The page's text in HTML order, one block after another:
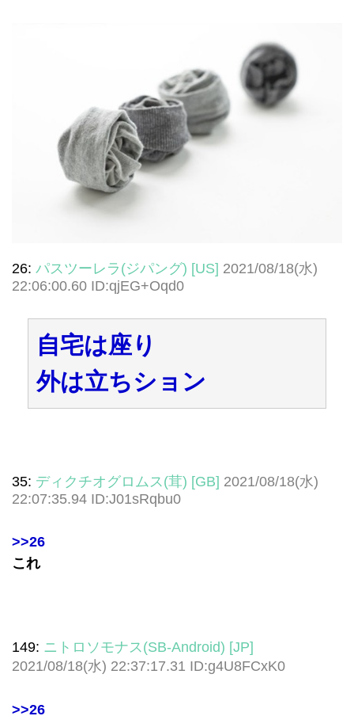
26: パスツーレラ(ジパング) [US] 2021/08/18(水)
22:06:00.60 ID:qjEG+Oqd0
自宅は座り
外は立ちション
35: ディクチオグロムス(茸) [GB] 2021/08/18(水)
22:07:35.94 ID:J01sRqbu0
>>26
これ
149: ニトロソモナス(SB-Android) [JP]
2021/08/18(水) 22:37:17.31 ID:g4U8FCxK0
>>26